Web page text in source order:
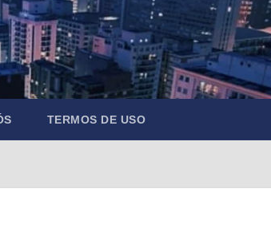
TERMOS DE USO